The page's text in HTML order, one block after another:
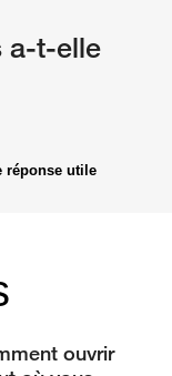
a-t-elle
réponse utile
ouvrir